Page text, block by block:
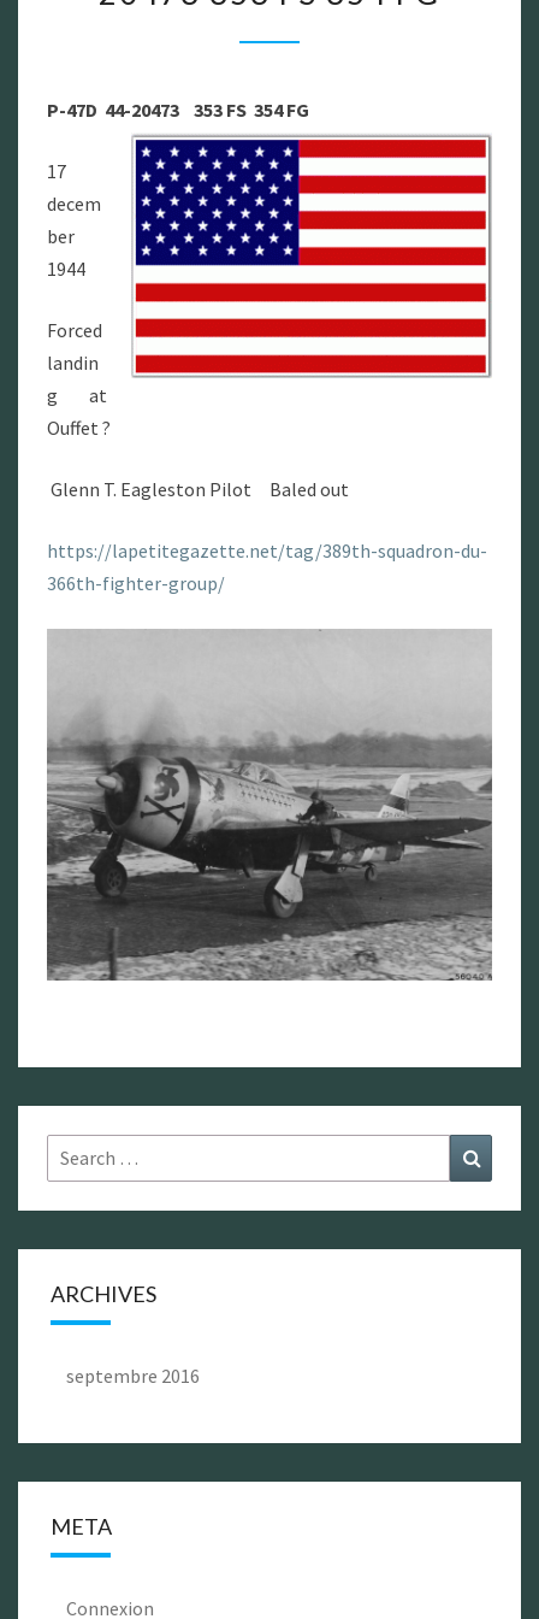
20473
353
FS
354
FG
P-47D 44-20473 353 FS 354 FG
17
decem
ber
1944
Forced
landin
g at
Ouffet ?
Glenn T. Eagleston Pilot Baled out
https://lapetitegazette.net/tag/389th-squadron-du-
366th-fighter-group/
Search
for:
ARCHIVES
septembre 2016
META
Connexion